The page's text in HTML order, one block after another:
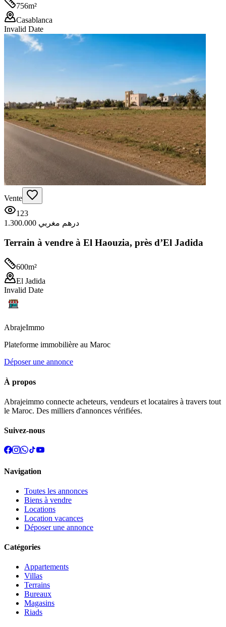
756m²
Casablanca
Invalid Date
Vente
123
1.300.000 درهم مغربي
Terrain à vendre à El Haouzia, près d’El Jadida
600m²
El Jadida
Invalid Date
AbrajeImmo
Plateforme immobilière au Maroc
Déposer une annonce
À propos
Abrajeimmo connecte acheteurs, vendeurs et locataires à travers tout
le Maroc. Des milliers d'annonces vérifiées.
Suivez-nous
Navigation
Toutes les annonces
Biens à vendre
Locations
Location vacances
Déposer une annonce
Catégories
Appartements
Villas
Terrains
Bureaux
Magasins
Riads